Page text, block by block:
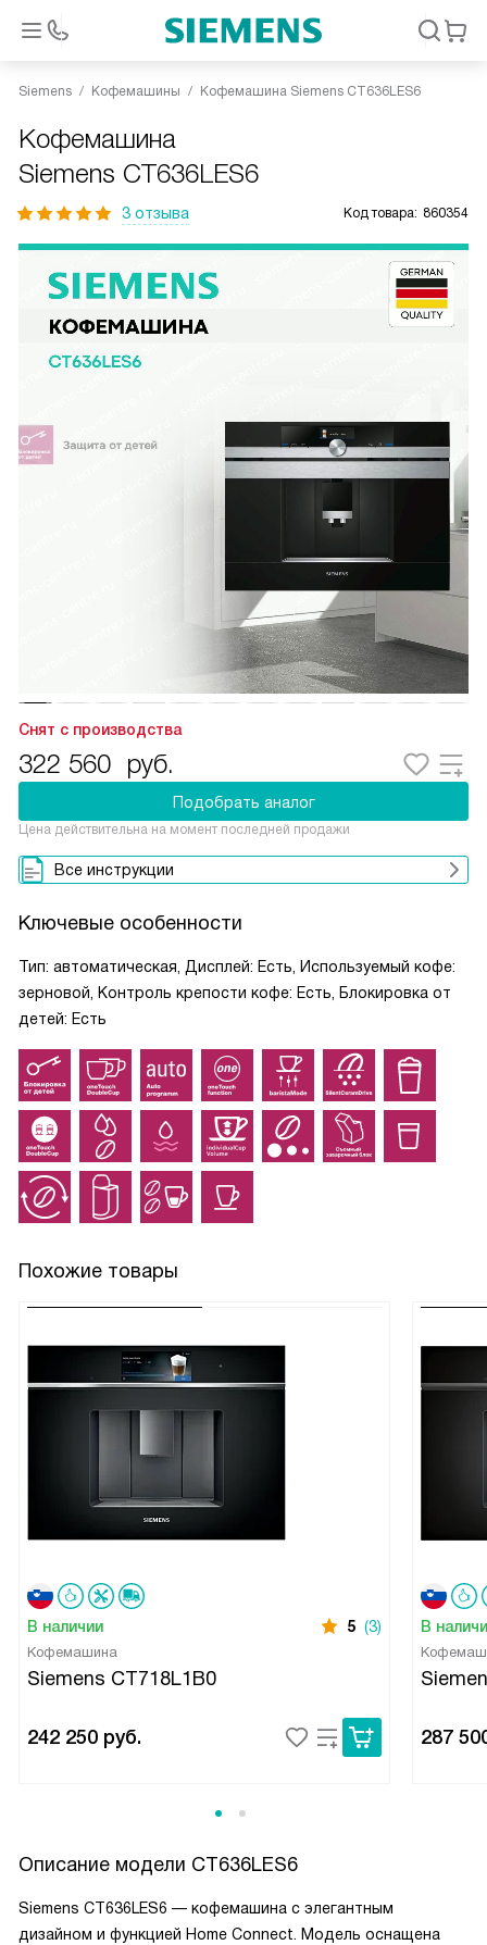
Siemens Кофемашины Кофемашина Siemens CT636LES6
Кофемашина
Siemens CT636LES6
3 отзыва Код товара: 860354
Снят с производства
322 560 руб.
Подобрать аналог
Цена действительна на момент последней продажи
Все инструкции
Ключевые особенности
Тип: автоматическая, Дисплей: Есть, Используемый кофе:
зерновой, Контроль крепости кофе: Есть, Блокировка от
детей: Есть
Похожие товары
В наличии 5 (3)
Кофемашина
Siemens CT718L1B0
242 250 руб.
В
287
Описание модели CT636LES6
Siemens CT636LES6 — кофемашина с элегантным
дизайном и функцией Home Connect. Модель оснащена